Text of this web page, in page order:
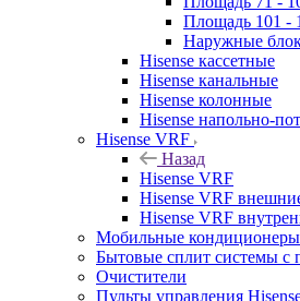
Площадь 101 -
Наружные
Hisense кассетные
Hisense канальные
Hisense колонные
Hisense напольно-
Hisense VRF
Назад
Hisense VRF
Hisense VRF
Hisense VRF
Мобильные кондиционеры
Бытовые сплит системы с
Очистители
Пульты управления